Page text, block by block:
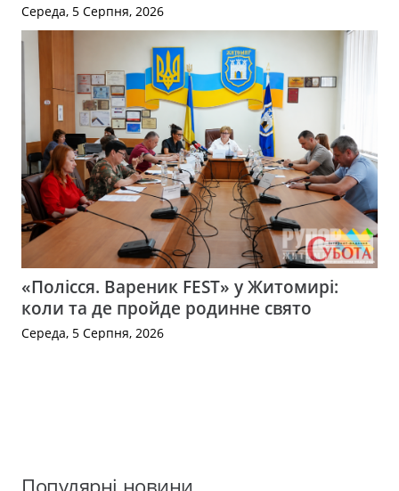
Середа, 5 Серпня, 2026
«Полісся. Вареник FEST» у Житомирі:
коли та де пройде родинне свято
Середа, 5 Серпня, 2026